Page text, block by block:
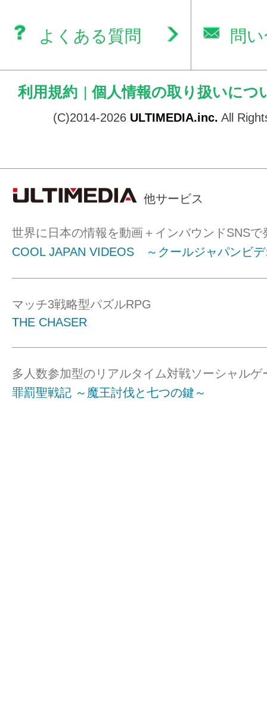
よくある質問 問
利用規約 | 個人情報の取り扱いにつ
(C)2014-2026 ULTIMEDIA.inc. All
他サービス
世界に日本の情報を動画＋インバウンドSNSで
COOL JAPAN VIDEOS ～クールジャパンビ
マッチ3戦略型パズルRPG
THE CHASER
多人数参加型のリアルタイム対戦ソーシャルゲ
罪罰聖戦記 ～魔王討伐と七つの鍵～